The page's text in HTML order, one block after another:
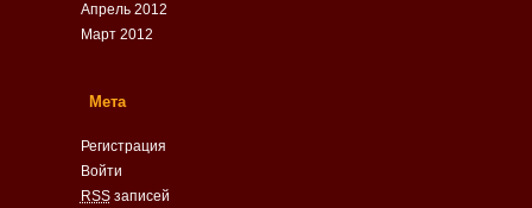
Апрель 2012
Март 2012
Мета
Регистрация
Войти
RSSзаписей